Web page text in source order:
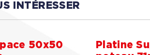
INTÉRESSER
50x50
Platine